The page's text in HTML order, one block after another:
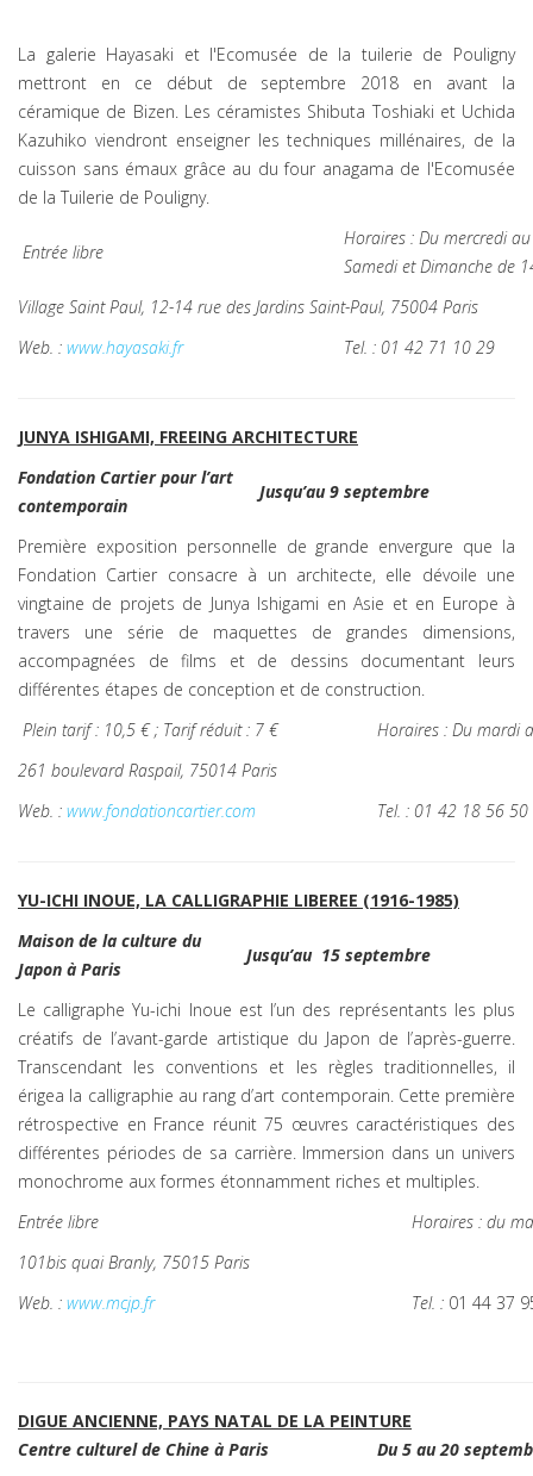
La galerie Hayasaki et l'Ecomusée de la tuilerie de Pouligny
mettront en ce début de septembre 2018 en avant la
céramique de Bizen. Les céramistes Shibuta Toshiaki et Uchida
Kazuhiko viendront enseigner les techniques millénaires, de la
cuisson sans émaux grâce au du four anagama de l'Ecomusée
de la Tuilerie de Pouligny.
Entrée libre
Horaires : Du mercredi
Samedi et Dimanche de
Village Saint Paul, 12-14 rue des Jardins Saint-Paul, 75004 Paris
Web. : www.hayasaki.fr Tel. : 01 42 71 10 29
JUNYA ISHIGAMI, FREEING ARCHITECTURE
Fondation Cartier pour l’art
contemporain
Jusqu’au 9 septembre
Première exposition personnelle de grande envergure que la
Fondation Cartier consacre à un architecte, elle dévoile une
vingtaine de projets de Junya Ishigami en Asie et en Europe à
travers une série de maquettes de grandes dimensions,
accompagnées de films et de dessins documentant leurs
différentes étapes de conception et de construction.
Plein tarif : 10,5 € ; Tarif réduit : 7 €
Horaires : Du mardi
261 boulevard Raspail, 75014 Paris
Web. : www.fondationcartier.com Tel. : 01 42 18 56 50
YU-ICHI INOUE, LA CALLIGRAPHIE LIBEREE (1916-1985)
Maison de la culture du
Japon à Paris
Jusqu’au 15 septembre
Le calligraphe Yu-ichi Inoue est l’un des représentants les plus
créatifs de l’avant-garde artistique du Japon de l’après-guerre.
Transcendant les conventions et les règles traditionnelles, il
érigea la calligraphie au rang d’art contemporain. Cette première
rétrospective en France réunit 75 œuvres caractéristiques des
différentes périodes de sa carrière. Immersion dans un univers
monochrome aux formes étonnamment riches et multiples.
Entrée libre
Horaires : du
101bis quai Branly, 75015 Paris
Web. : www.mcjp.fr Tel. : 01 44 37
DIGUE ANCIENNE, PAYS NATAL DE LA PEINTURE
Centre culturel de Chine à Paris
Du 5 au 20